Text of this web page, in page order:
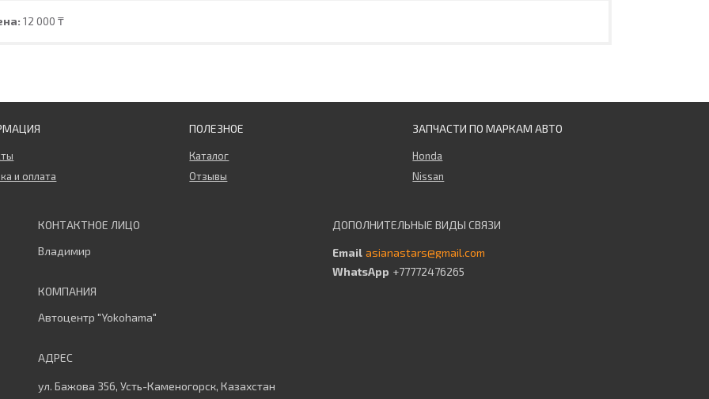
12 000 ₸
и оплата
ПОЛЕЗНОЕ
Каталог
Отзывы
ЗАПЧАСТИ ПО МАРКАМ АВТО
Honda
Nissan
Владимир
Автоцентр "Yokohama"
ул. Бажова 356, Усть-Каменогорск, Казахстан
asianastars@gmail.com
+77772476265